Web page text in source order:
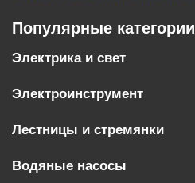
Популярные категории
Электрика и свет
Электроинструмент
Лестницы и стремянки
Водяные насосы